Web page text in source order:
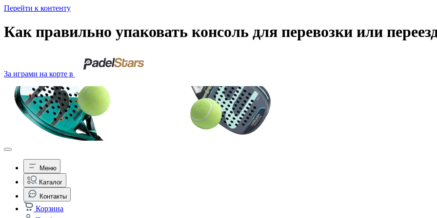
Перейти к контенту
Как правильно упаковать консоль для перевозки или
За играми на корте в
Меню
Каталог
Контакты
Корзина